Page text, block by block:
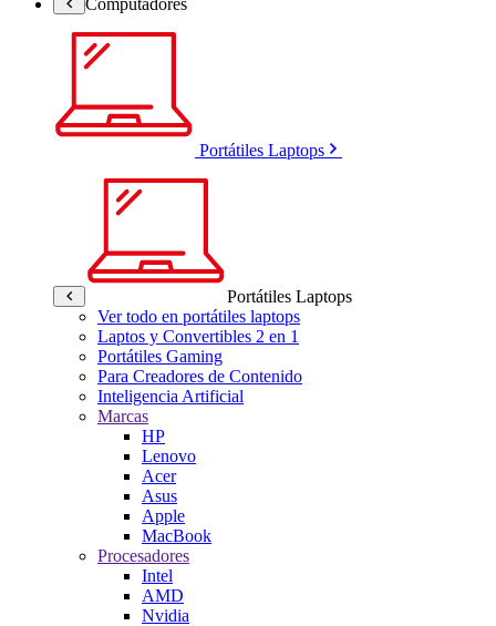
Portátiles Laptops
Portátiles Laptops
Ver todo en portátiles laptops
Laptos y Convertibles 2 en 1
Portátiles Gaming
Para Creadores de Contenido
Inteligencia Artificial
Marcas
HP
Lenovo
Acer
Asus
Apple
MacBook
Procesadores
Intel
AMD
Nvidia